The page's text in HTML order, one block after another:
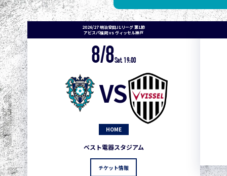
2026/27 明治安田J1リーグ 第1節
アビスパ福岡 vs ヴィッセル神戸
8/8Sat. 19:00
VS
HOME
ベスト電器スタジアム
チケット情報